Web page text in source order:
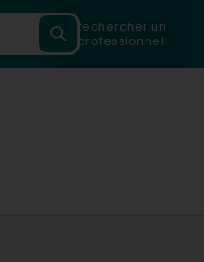
Rechercher un
professionnel